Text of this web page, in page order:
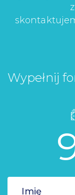
Wypełnij